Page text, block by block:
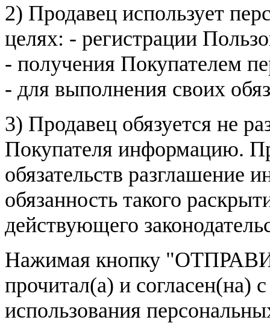
2) Продавец использует
целях: - регистрации
- получения Покупателем
- для выполнения своих
3) Продавец обязуется не
Покупателя информацию.
обязательств разглашение
обязанность такого
действующего
Нажимая кнопку
прочитал(а) и согласен(на)
использования